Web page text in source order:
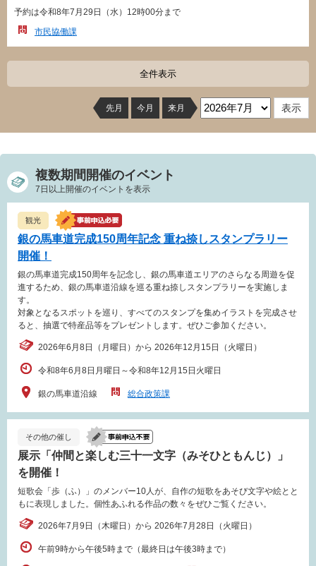
予約は令和8年7月29日（水）12時00分まで
市民協働課
全件表示
先月 今月 来月
複数期間開催のイベント
7日以上開催のイベントを表示
観光
銀の馬車道完成150周年記念 重ね捺しスタンプラリー
開催！
銀の馬車道完成150周年を記念し、銀の馬車道エリアのさらなる周遊を促
進するため、銀の馬車道沿線を巡る重ね捺しスタンプラリーを実施しま
す。
対象となるスポットを巡り、すべてのスタンプを集めイラストを完成させ
ると、抽選で特産品等をプレゼントします。ぜひご参加ください。
2026年6月8日（月曜日）から 2026年12月15日（火曜日）
令和8年6月8日月曜日～令和8年12月15日火曜日
銀の馬車道沿線 総合政策課
その他の催し
展示「仲間と楽しむ三十一文字（みそひともんじ）」
を開催！
短歌会「歩（ふ）」のメンバー10人が、自作の短歌をあそび文字や絵とと
もに表現しました。個性あふれる作品の数々をぜひご覧ください。
2026年7月9日（木曜日）から 2026年7月28日（火曜日）
午前9時から午後5時まで（最終日は午後3時まで）